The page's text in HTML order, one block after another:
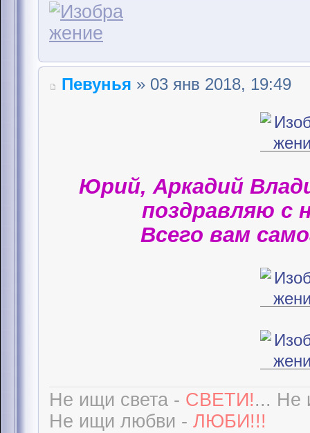
Певунья » 03 янв 2018, 19:49
Юрий, Аркадий
поздравляю с
Всего вам
Не ищи света - СВЕТИ!... Не
Не ищи любви - ЛЮБИ!!!